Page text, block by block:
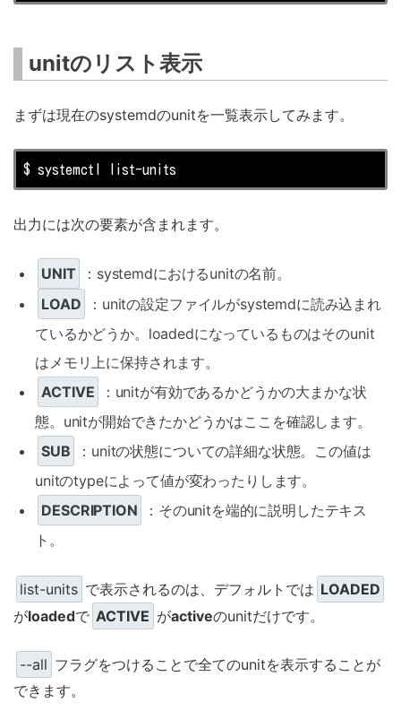
unitのリスト表示
まずは現在のsystemdのunitを一覧表示してみます。
$ systemctl list-units
出力には次の要素が含まれます。
UNIT
：systemdにおけるunitの名前。
LOAD
：unitの設定ファイルがsystemdに読み込まれ
ているかどうか。loadedになっているものはそのunit
はメモリ上に保持されます。
ACTIVE
：unitが有効であるかどうかの大まかな状
態。unitが開始できたかどうかはここを確認します。
SUB
：unitの状態についての詳細な状態。この値は
unitのtypeによって値が変わったりします。
DESCRIPTION
：そのunitを端的に説明したテキス
ト。
list-units で表示されるのは、デフォルトでは LOADED
がloadedで ACTIVE がactiveのunitだけです。
--all フラグをつけることで全てのunitを表示することが
できます。